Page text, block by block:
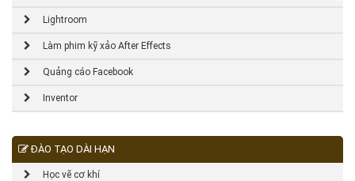
Lightroom
Làm phim kỹ xảo After Effects
Quảng cáo Facebook
Inventor
ĐÀO TẠO DÀI HẠN
Học vẽ cơ khí